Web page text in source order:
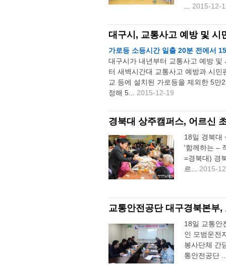
2015-12-
대구시, 교통사고 예방 및 시
가로등 소등시간 일출 20분 전에서
대구시가 내년부터 교통사고 예방
터 새벽시간대 교통사고 예방과 시
교 등에 설치된 가로등을 제외한 5
정해 5... 2015-12-19
경북대 상주캠퍼스, 어르신
18일 경북대
'함께하는 –
=경북대) 경
르... 2015-
교통안전공단 대구경북본부
18일 교통안
인 모범운전
봉사단체 간
통안전공단